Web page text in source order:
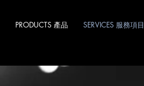
PRODUCTS 產品 SERVICES 服務項目